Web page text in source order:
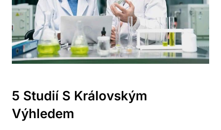
5 Studií S Královským
Výhledem